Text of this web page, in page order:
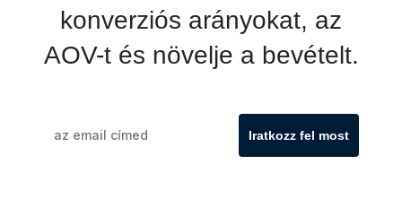
konverziós arányokat, az
AOV-t és növelje a bevételt.
Iratkozz fel most